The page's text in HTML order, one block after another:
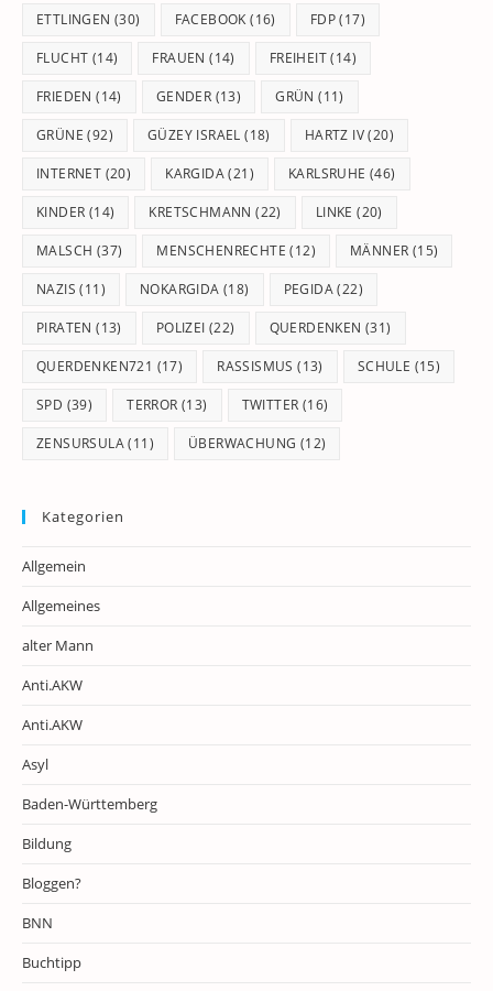
ETTLINGEN (30) FACEBOOK (16) FDP(17)
FLUCHT (14) FRAUEN (14) FREIHEIT(14)
FRIEDEN (14) GENDER (13) GRÜN (11)
GRÜNE (92) GÜZEY ISRAEL (18) HARTZ IV(20)
INTERNET (20) KARGIDA(21) KARLSRUHE (46)
KINDER (14) KRETSCHMANN (22) LINKE (20)
MALSCH (37) MENSCHENRECHTE (12) MÄNNER (15)
NAZIS (11) NOKARGIDA (18) PEGIDA(22)
PIRATEN (13) POLIZEI (22) QUERDENKEN (31)
QUERDENKEN721 (17) RASSISMUS (13) SCHULE (15)
SPD (39) TERROR (13) TWITTER (16)
ZENSURSULA(11) ÜBERWACHUNG (12)
Kategorien
Allgemein
Allgemeines
alter Mann
Anti.AKW
Anti.AKW
Asyl
Baden-Württemberg
Bildung
Bloggen?
BNN
Buchtipp